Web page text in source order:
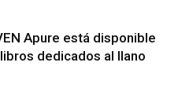
Apure está disponible
dedicados al llano